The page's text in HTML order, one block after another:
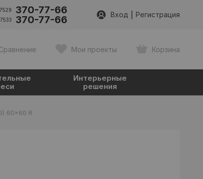
370-77-66
370-77-66 Вход Регистрация
Мои проекты Корзина
Интерьерные
решения
60x60 R